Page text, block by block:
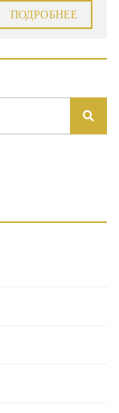
ПОДРОБНЕЕ